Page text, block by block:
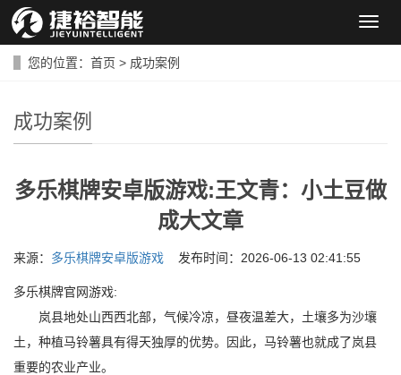
导
您的位置： 首页 > 成功案例
成功案例
多乐棋牌安卓版游戏:王文青：小土豆做
成大文章
来源： 多乐棋牌安卓版游戏 发布时间：2026-06-13 02:41:55
多乐棋牌官网游戏:
岚县地处山西西北部，气候冷凉，昼夜温差大，土壤多为沙壤
土，种植马铃薯具有得天独厚的优势。因此，马铃薯也就成了岚县
重要的农业产业。